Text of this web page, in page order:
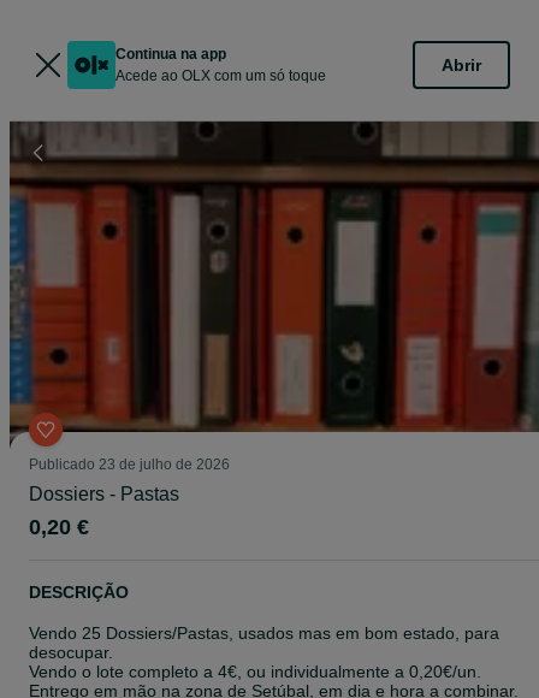
Continua na app
Acede ao OLX com um só toque
Abrir
Publicado 23 de julho de 2026
Dossiers - Pastas
0,20 €
DESCRIÇÃO
Vendo 25 Dossiers/Pastas, usados mas em bom estado, para
desocupar.
Vendo o lote completo a 4€, ou individualmente a 0,20€/un.
Entrego em mão na zona de Setúbal, em dia e hora a combinar.